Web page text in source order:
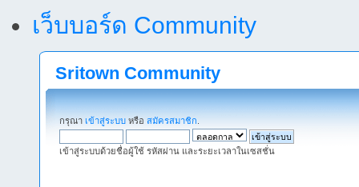
เว็บบอร์ด Community
Sritown Community
กรุณา เข้าสู่ระบบ หรือ สมัครสมาชิก
เข้าสู่ระบบด้วยชื่อผู้ใช้ รหัสผ่าน และระยะเวลาในเซสชั่น